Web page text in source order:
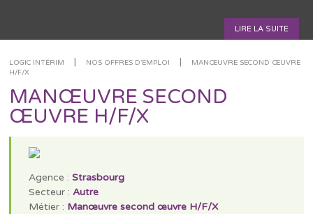
LIRE LA SUITE
LOGIC INTÉRIM | NOS OFFRES D'EMPLOI |
MANŒUVRE SECOND ŒUVRE
H/F/X
MANŒUVRE SECOND
ŒUVRE H/F/X
Agence :Strasbourg
Secteur :Autre
Métier : Manœuvre second œuvre H/F/X